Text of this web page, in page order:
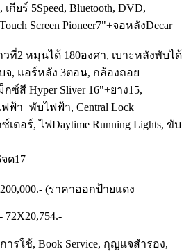
กียร์ 5Speed, Bluetooth, DVD,
Screen Pioneer7"+จอหลังDecar
วที่2 หมุนได้ 180องศา, เบาะหลังพับได้
จ, แอร์หลัง 3ตอน, กล้องถอย
ซ์สี Hyper Sliver 16"+ยาง15,
ฟ้า+พับไฟฟ้า, Central Lock
ตอร์, ไฟDaytime Running Lights, ขับ
ด17
(ราคาออกป้ายแดง
72X20,754.-
รใช้, Book Service, กุญแจสำรอง,